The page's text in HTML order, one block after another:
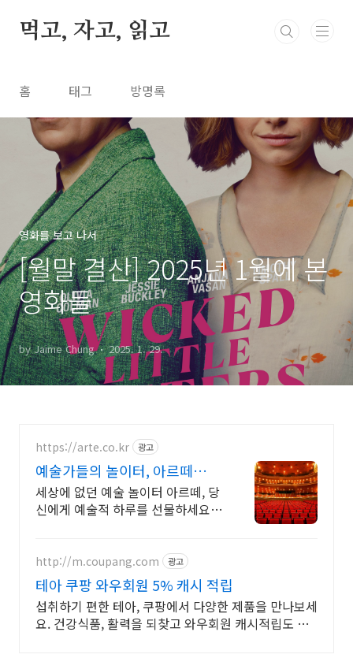
먹고, 자고, 읽고
홈 태그 방명록
영화를 보고 나서
[월말 결산] 2025년 1월에 본
영화들
by Jaime Chung 2025. 1. 29.
https://arte.co.kr 광고
예술가들의 놀이터, 아르떼
arte.co.kr
세상에 없던 예술 놀이터 아르떼, 당
신에게 예술적 하루를 선물하세요
습니다.
http://m.coupang.com 광고
테아 쿠팡 와우회원 5% 캐시 적립
섭취하기 편한 테아, 쿠팡에서 다양한 제품을 만나보세
요. 건강식품, 활력을 되찾고 와우회원 캐시적립도 받